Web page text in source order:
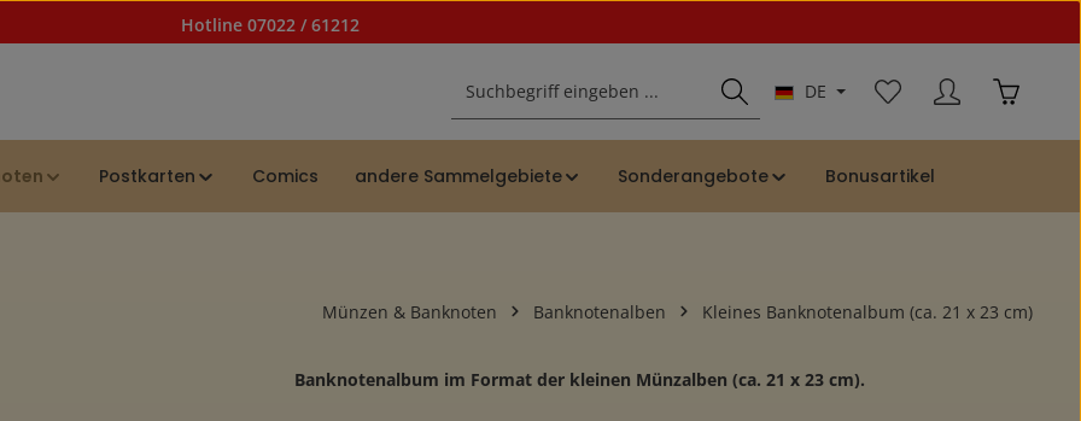
Hotline 07022 / 61212
DE
Du hast 0 Produkte auf
Postkarten Comics andere Sammelgebiete Sonderangebote Bonusartikel
Münzen & Banknoten Banknotenalben Kleines Banknotenalbum (ca. 21 x 23 cm)
Banknotenalbum im Format der kleinen Münzalben (ca. 21 x 23 cm).